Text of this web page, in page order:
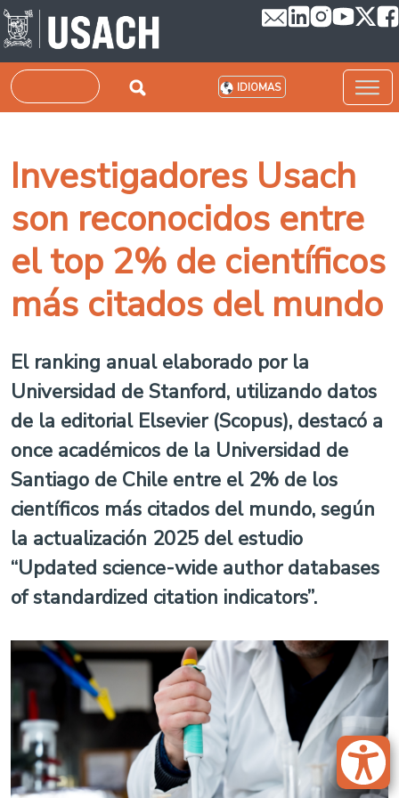
Pasar al contenido principal
Buscar IDIOMAS
Investigadores Usach
son reconocidos entre
el top 2% de científicos
más citados del mundo
El ranking anual elaborado por la
Universidad de Stanford, utilizando datos
de la editorial Elsevier (Scopus), destacó a
once académicos de la Universidad de
Santiago de Chile entre el 2% de los
científicos más citados del mundo, según
la actualización 2025 del estudio
“Updated science-wide author databases
of standardized citation indicators”.